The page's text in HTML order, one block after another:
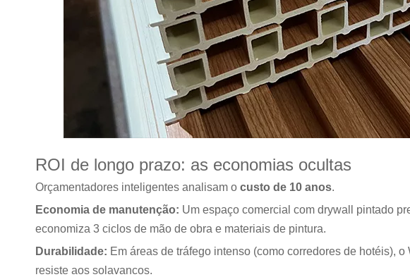
ROI de longo prazo: as economias ocultas
Orçamentadores inteligentes analisam o custo de 10 anos.
Economia de manutenção: Um espaço comercial com drywall pintado
economiza 3 ciclos de mão de obra e materiais de pintura.
Durabilidade: Em áreas de tráfego intenso (como corredores de hotéis),
resiste aos solavancos.